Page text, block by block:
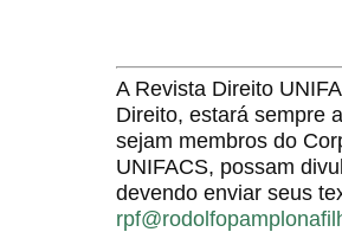
A Revista Direito
Direito, estará sempre
sejam membros do
UNIFACS, possam
devendo enviar seus